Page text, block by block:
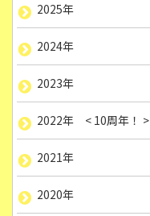
2025年
2024年
2023年
2022年 < 10周年！ >
2021年
2020年